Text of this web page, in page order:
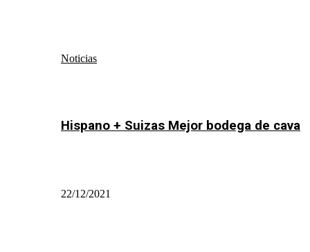
Noticias
Hispano + Suizas Mejor bodega de cava
22/12/2021